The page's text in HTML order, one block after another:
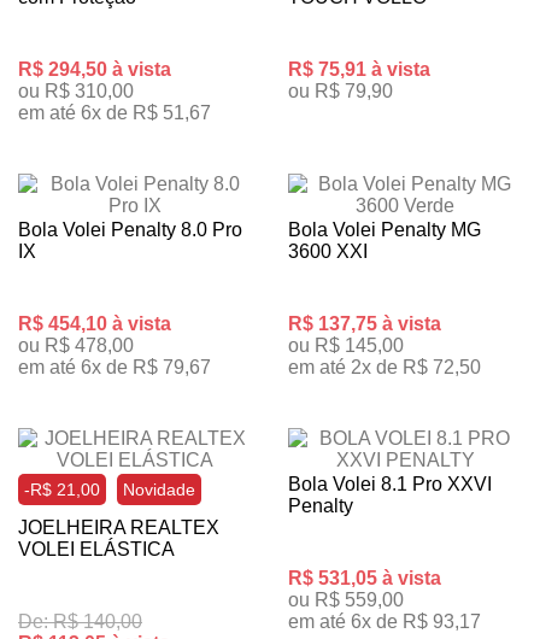
R$ 294,50 à vista
ou R$ 310,00
em até 6x de R$ 51,67
R$ 75,91 à vista
ou R$ 79,90
Bola Volei Penalty 8.0 Pro
IX
R$ 454,10 à vista
ou R$ 478,00
em até 6x de R$ 79,67
Bola Volei Penalty MG
3600 XXI
R$ 137,75 à vista
ou R$ 145,00
em até 2x de R$ 72,50
-R$ 21,00 Novidade
JOELHEIRA REALTEX
VOLEI ELÁSTICA
De: R$ 140,00
Bola Volei 8.1 Pro XXVI
Penalty
R$ 531,05 à vista
ou R$ 559,00
em até 6x de R$ 93,17